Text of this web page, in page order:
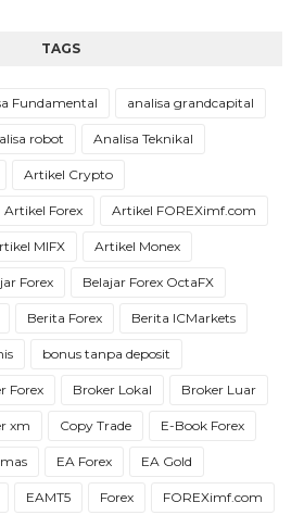
TAGS
Fundamental analisa grandcapital
robot Analisa Teknikal
Artikel Crypto
Artikel Forex Artikel FOREXimf.com
MIFX Artikel Monex
Forex Belajar Forex OctaFX
Berita Forex Berita ICMarkets
bonus tanpa deposit
Forex Broker Lokal Broker Luar
xm Copy Trade E-Book Forex
EA Forex EA Gold
EAMT5 Forex FOREXimf.com